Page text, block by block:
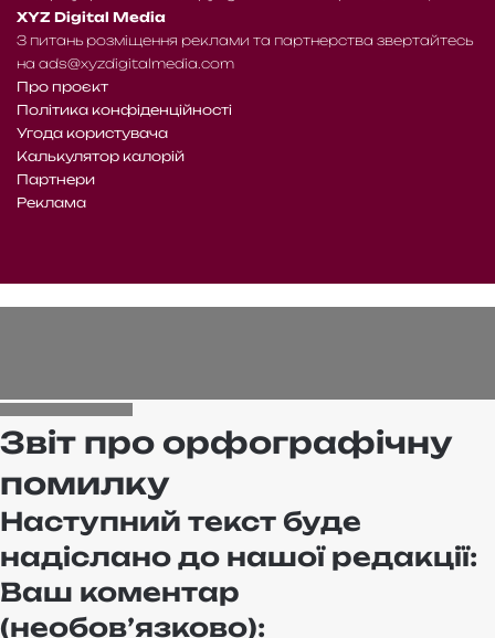
XYZ Digital Media
З питань розміщення реклами та партнерства звертайтесь
на ads@xyzdigitalmedia.com
Про проєкт
Політика конфіденційності
Угода користувача
Калькулятор калорій
Партнери
Реклама
Звіт про орфографічну
помилку
Наступний текст буде
надіслано до нашої редакції:
Ваш коментар
(необов’язково):